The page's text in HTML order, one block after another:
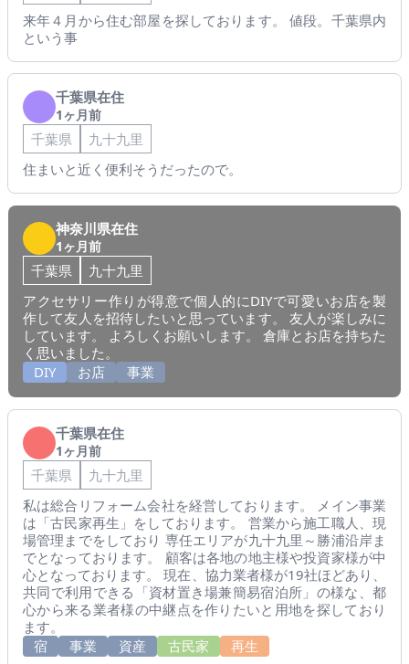
来年４月から住む部屋を探しております。 値段。千葉県内
という事
千葉県在住
1ヶ月前
千葉県
九十九里
住まいと近く便利そうだったので。
神奈川県在住
1ヶ月前
千葉県
九十九里
アクセサリー作りが得意で個人的にDIYで可愛いお店を製
作して友人を招待したいと思っています。 友人が楽しみに
しています。 よろしくお願いします。 倉庫とお店を持ちた
く思いました。
DIY
お店 事業
千葉県在住
1ヶ月前
千葉県
九十九里
私は総合リフォーム会社を経営しております。 メイン事業
は「古民家再生」をしております。 営業から施工職人、現
場管理までをしており 専任エリアが九十九里～勝浦沿岸ま
でとなっております。 顧客は各地の地主様や投資家様が中
心となっております。 現在、協力業者様が19社ほどあり、
共同で利用できる「資材置き場兼簡易宿泊所」の様な、都
心から来る業者様の中継点を作りたいと用地を探しており
ます。
宿
事業 資産 古民家 再生